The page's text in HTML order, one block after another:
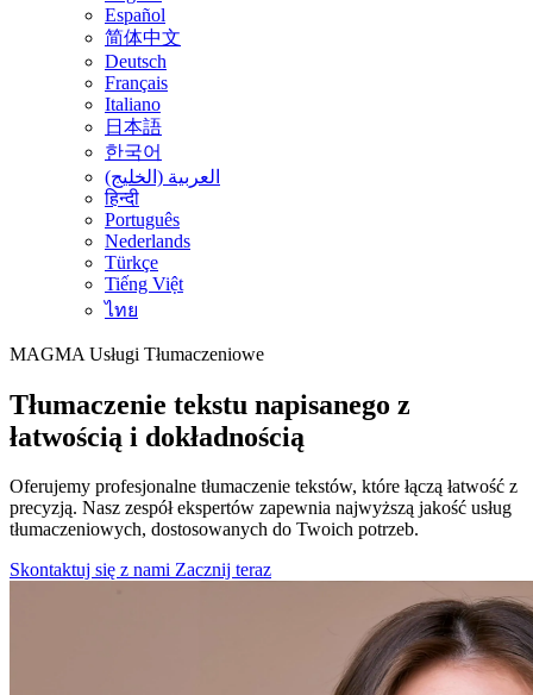
Español
简体中文
Deutsch
Français
Italiano
日本語
한국어
العربية (الخليج)
हिन्दी
Português
Nederlands
Türkçe
Tiếng Việt
ไทย
MAGMA Usługi Tłumaczeniowe
Tłumaczenie tekstu napisanego z
łatwością i dokładnością
Oferujemy profesjonalne tłumaczenie tekstów, które łączą łatwość z
precyzją. Nasz zespół ekspertów zapewnia najwyższą jakość usług
tłumaczeniowych, dostosowanych do Twoich potrzeb.
Skontaktuj się z nami Zacznij teraz